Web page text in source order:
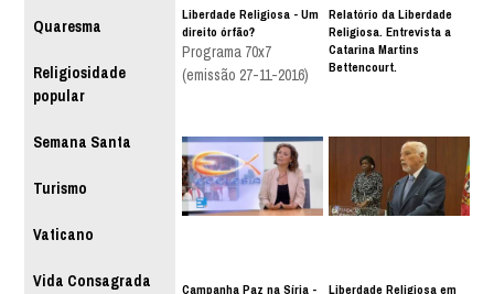
Quaresma
Religiosidade
popular
Semana Santa
Turismo
Vaticano
Vida Consagrada
Liberdade Religiosa - Um
direito órfão?
Programa 70x7
(emissão 27-11-2016)
Relatório da Liberdade
Religiosa. Entrevista a
Catarina Martins
Bettencourt.
Campanha Paz na Síria - Liberdade Religiosa em